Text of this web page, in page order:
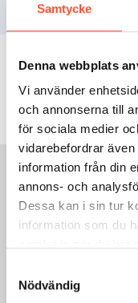
Samtycke
Denna webbplats
Vi använder
och annonserna till
för sociala medier
vidarebefordrar
information från din
annons- och
Dessa kan i sin tur
information som du
Nödvändig
GÅ TILL NÄSTA SIDA:
14.5